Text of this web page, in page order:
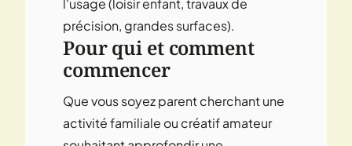
l'usage (loisir enfant, travaux de
précision, grandes surfaces).
Pour qui et comment
commencer
Que vous soyez parent cherchant une
activité familiale ou créatif amateur